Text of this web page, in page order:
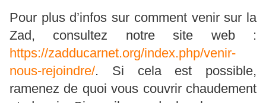
Pour plus d’infos sur comment venir sur la
Zad, consultez notre site web :
https://zadducarnet.org/index.php/venir-
nous-rejoindre/. Si cela est possible,
ramenez de quoi vous couvrir chaudement